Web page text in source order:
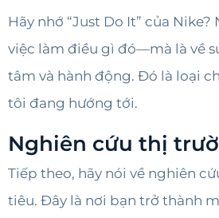
Hãy nhớ “Just Do It” của
việc làm điều gì đó—mà là về
tâm và hành động. Đó là loại
tôi đang hướng tới.
Nghiên cứu thị
Tiếp theo, hãy nói về nghiên
tiêu. Đây là nơi bạn trở thành